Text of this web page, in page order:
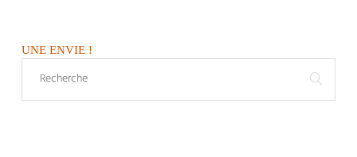
UNE ENVIE !